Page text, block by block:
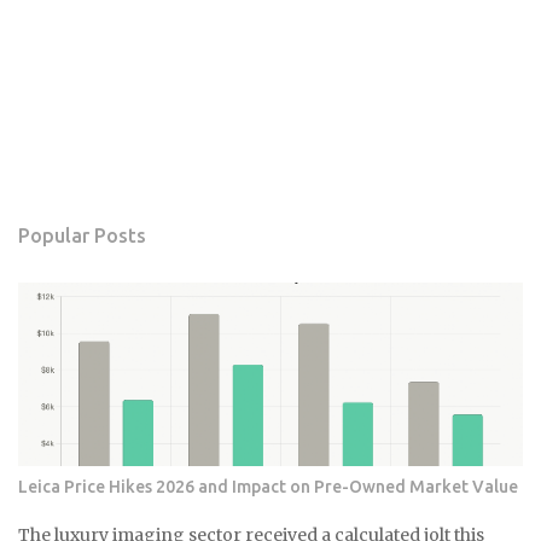
Popular Posts
Leica Price Hikes 2026 and Impact on Pre-Owned Market Value
The luxury imaging sector received a calculated jolt this